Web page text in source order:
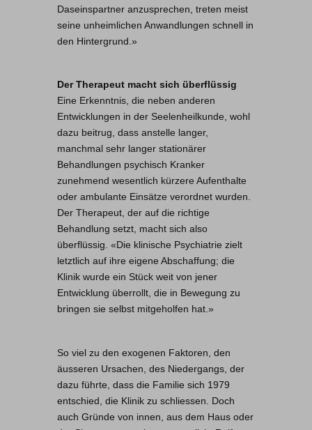
Daseinspartner anzusprechen, treten meist
seine unheimlichen Anwandlungen schnell in
den Hintergrund.»
Der Therapeut macht sich überflüssig
Eine Erkenntnis, die neben anderen
Entwicklungen in der Seelenheilkunde, wohl
dazu beitrug, dass anstelle langer,
manchmal sehr langer stationärer
Behandlungen psychisch Kranker
zunehmend wesentlich kürzere Aufenthalte
oder ambulante Einsätze verordnet wurden.
Der Therapeut, der auf die richtige
Behandlung setzt, macht sich also
überflüssig. «Die klinische Psychiatrie zielt
letztlich auf ihre eigene Abschaffung; die
Klinik wurde ein Stück weit von jener
Entwicklung überrollt, die in Bewegung zu
bringen sie selbst mitgeholfen hat.»
So viel zu den exogenen Faktoren, den
äusseren Ursachen, des Niedergangs, der
dazu führte, dass die Familie sich 1979
entschied, die Klinik zu schliessen. Doch
auch Gründe von innen, aus dem Haus oder